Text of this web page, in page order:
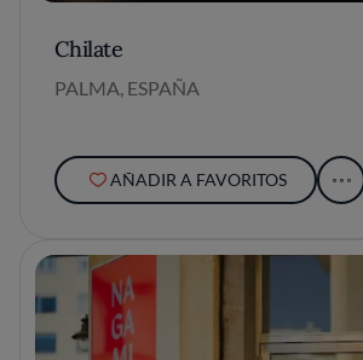
Chilate
PALMA, ESPAÑA
AÑADIR A FAVORITOS